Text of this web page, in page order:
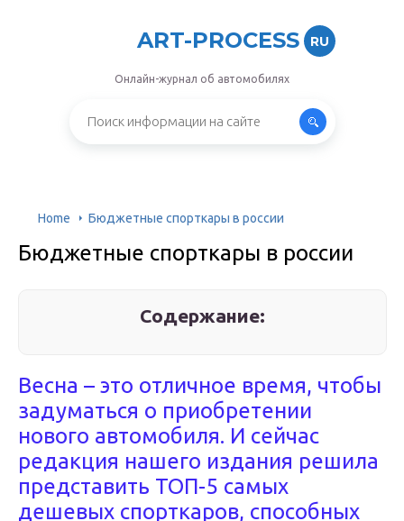
ART-PROCESS RU
Онлайн-журнал об автомобилях
Home Бюджетные спорткары в россии
Бюджетные спорткары в россии
Содержание:
Весна – это отличное время, чтобы
задуматься о приобретении
нового автомобиля. И сейчас
редакция нашего издания решила
представить ТОП-5 самых
дешевых спорткаров, способных